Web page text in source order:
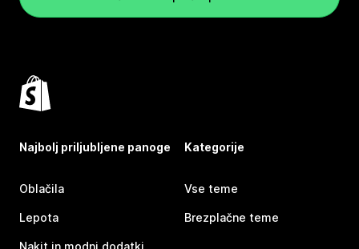
Najbolj priljubljene panoge
Oblačila
Lepota
Kategorije
Vse teme
Brezplačne teme